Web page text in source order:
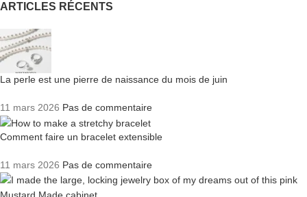
ARTICLES RÉCENTS
La perle est une pierre de naissance du mois de juin
11 mars 2026 Pas de commentaire
Comment faire un bracelet extensible
11 mars 2026 Pas de commentaire